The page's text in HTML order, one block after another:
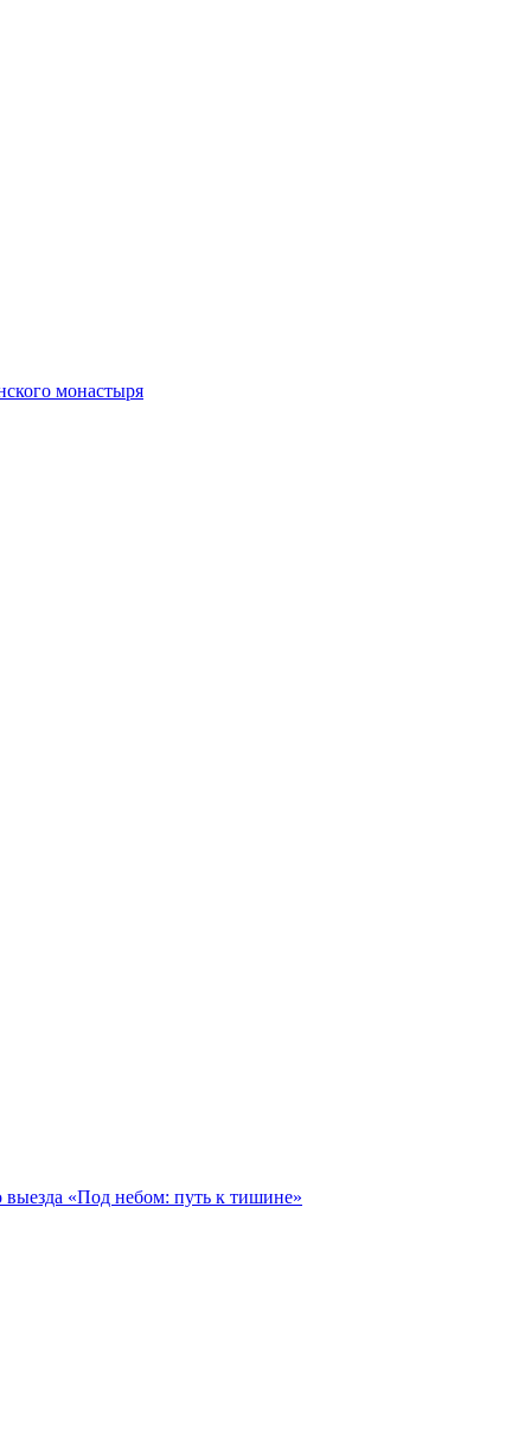
монастыря
«Под небом: путь к тишине»